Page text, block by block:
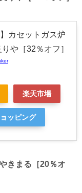
】カセットガス炉
や［32％オフ］
楽天市場
ッピング
きまる［20％オ